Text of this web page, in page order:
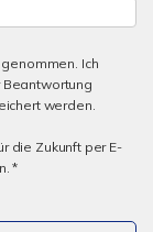
Ich
werden.
die Zukunft per E-
*